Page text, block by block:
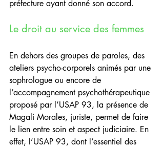
préfecture ayant donné son accord.
Le droit au service des femmes
En dehors des groupes de paroles, des
ateliers psycho-corporels animés par une
sophrologue ou encore de
l’accompagnement psychothérapeutique
proposé par l’USAP 93, la présence de
Magali Morales, juriste, permet de faire
le lien entre soin et aspect judiciaire. En
effet, l’USAP 93, dont l’essentiel des